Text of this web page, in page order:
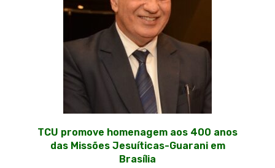
TCU promove homenagem aos 400 anos
das Missões Jesuíticas-Guarani em
Brasília